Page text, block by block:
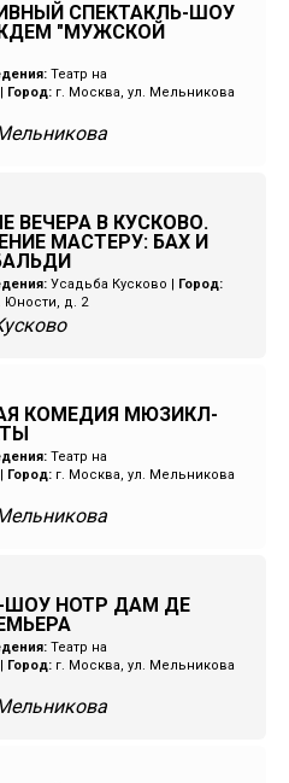
СПЕКТАКЛЬ-ШОУ
"МУЖСКОЙ
Театр на
Город: г. Москва, ул. Мельникова
ВЕЧЕРА В КУСКОВО.
МАСТЕРУ: БАХ И
Усадьба Кусково
Город:
Юности, д. 2
КОМЕДИЯ МЮЗИКЛ-
Театр на
Город: г. Москва, ул. Мельникова
НОТР ДАМ ДЕ
Театр на
Город: г. Москва, ул. Мельникова